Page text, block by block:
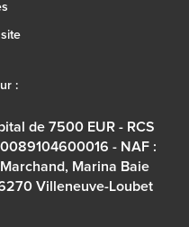
:
de 7500 EUR - RCS
- NAF :
Marina Baie
Villeneuve-Loubet